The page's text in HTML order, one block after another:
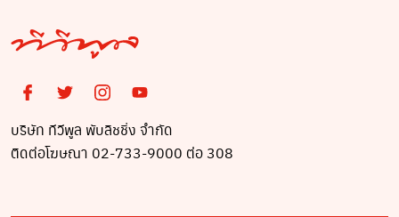
บริษัท ทีวีพูล พับลิชชิ่ง จำกัด
ติดต่อโฆษณา 02-733-9000 ต่อ 308